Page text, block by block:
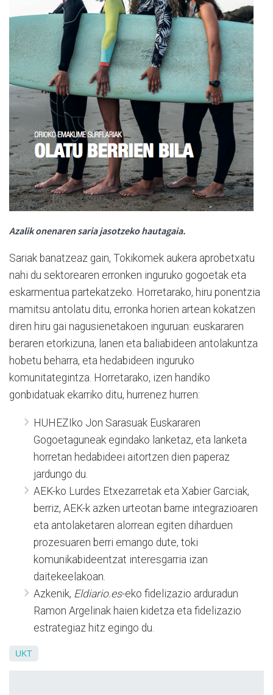
Azalik onenaren saria jasotzeko hautagaia.
Sariak banatzeaz gain, Tokikomek aukera aprobetxatu
nahi du sektorearen erronken inguruko gogoetak eta
eskarmentua partekatzeko. Horretarako, hiru ponentzia
mamitsu antolatu ditu, erronka horien artean kokatzen
diren hiru gai nagusienetakoen inguruan: euskararen
beraren etorkizuna, lanen eta baliabideen antolakuntza
hobetu beharra, eta hedabideen inguruko
komunitategintza. Horretarako, izen handiko
gonbidatuak ekarriko ditu, hurrenez hurren:
HUHEZIko Jon Sarasuak Euskararen
Gogoetaguneak egindako lanketaz, eta lanketa
horretan hedabideei aitortzen dien paperaz
jardungo du.
AEK-ko Lurdes Etxezarretak eta Xabier Garciak,
berriz, AEK-k azken urteotan barne integrazioaren
eta antolaketaren alorrean egiten diharduen
prozesuaren berri emango dute, toki
komunikabideentzat interesgarria izan
daitekeelakoan.
Azkenik, Eldiario.es-eko fidelizazio arduradun
Ramon Argelinak haien kidetza eta fidelizazio
estrategiaz hitz egingo du.
UKT